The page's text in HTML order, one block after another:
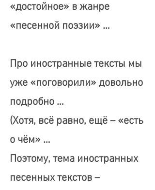
«достойное» в жанре
«песенной поэзии» …
Про иностранные тексты мы
уже «поговорили» довольно
подробно …
(Хотя, всё равно, ещё – «есть
о чём» …
Поэтому, тема иностранных
песенных текстов –